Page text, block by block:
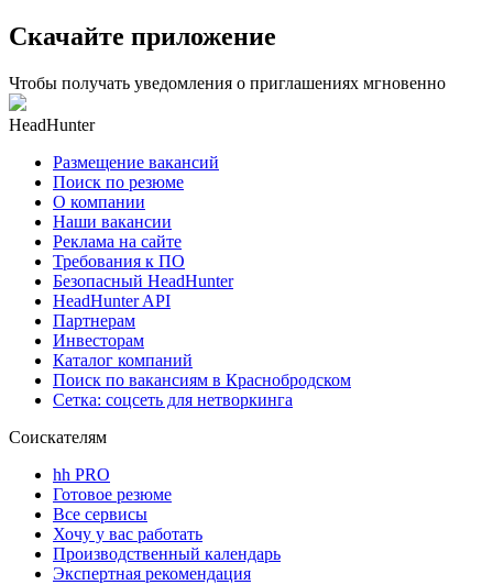
Скачайте приложение
Чтобы получать уведомления о приглашениях мгновенно
HeadHunter
Размещение вакансий
Поиск по резюме
О компании
Наши вакансии
Реклама на сайте
Требования к ПО
Безопасный HeadHunter
HeadHunter API
Партнерам
Инвесторам
Каталог компаний
Поиск по вакансиям в Краснобродском
Сетка: соцсеть для нетворкинга
Соискателям
hh PRO
Готовое резюме
Все сервисы
Хочу у вас работать
Производственный календарь
Экспертная рекомендация